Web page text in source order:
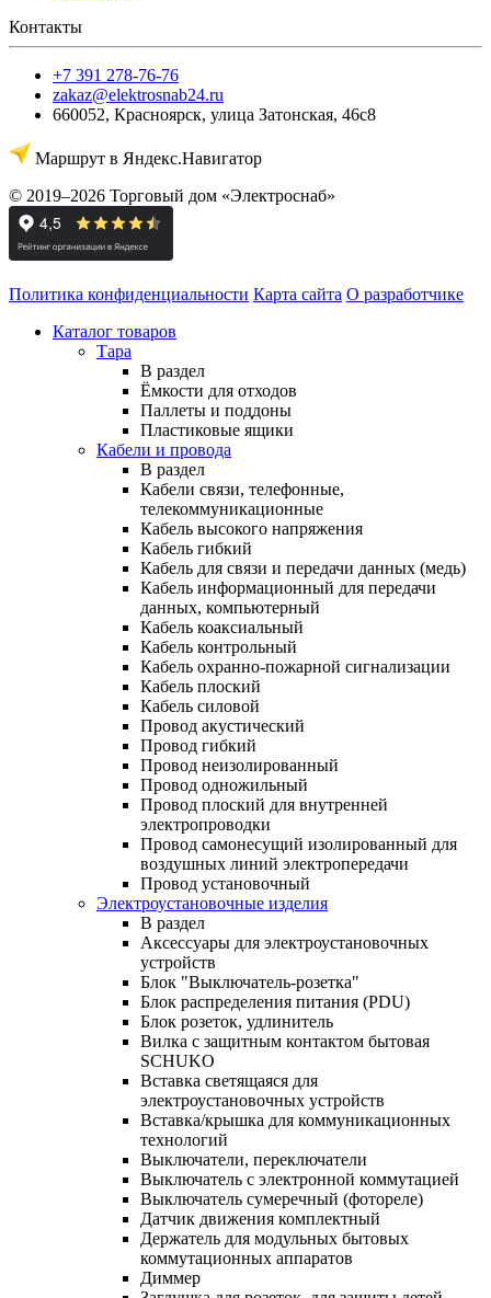
Контакты
+7 391 278-76-76
zakaz@elektrosnab24.ru
660052, Красноярск, улица Затонская, 46с8
Маршрут в Яндекс.Навигатор
© 2019–2026 Торговый дом «Электроснаб»
Политика конфиденциальности Карта сайта О разработчике
Каталог товаров
Тара
В раздел
Ёмкости для отходов
Паллеты и поддоны
Пластиковые ящики
Кабели и провода
В раздел
Кабели связи, телефонные,
телекоммуникационные
Кабель высокого напряжения
Кабель гибкий
Кабель для связи и передачи данных (медь)
Кабель информационный для передачи
данных, компьютерный
Кабель коаксиальный
Кабель контрольный
Кабель охранно-пожарной сигнализации
Кабель плоский
Кабель силовой
Провод акустический
Провод гибкий
Провод неизолированный
Провод одножильный
Провод плоский для внутренней
электропроводки
Провод самонесущий изолированный для
воздушных линий электропередачи
Провод установочный
Электроустановочные изделия
В раздел
Аксессуары для электроустановочных
устройств
Блок "Выключатель-розетка"
Блок распределения питания (PDU)
Блок розеток, удлинитель
Вилка с защитным контактом бытовая
SCHUKO
Вставка светящаяся для
электроустановочных устройств
Вставка/крышка для коммуникационных
технологий
Выключатели, переключатели
Выключатель с электронной коммутацией
Выключатель сумеречный (фотореле)
Датчик движения комплектный
Держатель для модульных бытовых
коммутационных аппаратов
Диммер